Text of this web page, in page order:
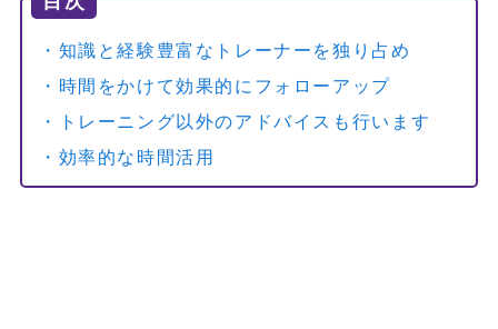
・知識と経験豊富なトレーナーを独り占め
・時間をかけて効果的にフォローアップ
・トレーニング以外のアドバイスも行います
・効率的な時間活用